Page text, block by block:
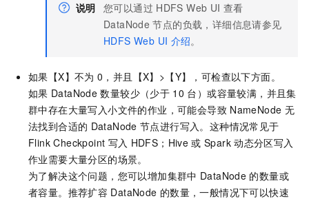
说明 您可以通过 HDFS Web UI 查看
DataNode 节点的负载，详细信息请参见
HDFS Web UI 介绍。
如果【X】不为 0，并且【X】>【Y】，可检查以下方面。
如果 DataNode 数量较少（少于 10 台）或容量较满，并且集
群中存在大量写入小文件的作业，可能会导致 NameNode 无
法找到合适的 DataNode 节点进行写入。这种情况常见于
Flink Checkpoint 写入 HDFS；Hive 或 Spark 动态分区写入
作业需要大量分区的场景。
为了解决这个问题，您可以增加集群中 DataNode 的数量或
者容量。推荐扩容 DataNode 的数量，一般情况下可以快速